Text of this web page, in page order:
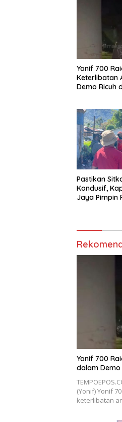
Yonif 700
Keterlibatan
Demo Ricuh
Pastikan
Kondusif,
Jaya Pimpin
Yonif 700
dalam Demo
(Yonif) Yonif
keterlibatan